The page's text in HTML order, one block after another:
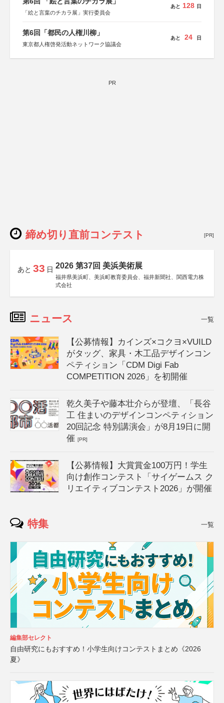
「絵と言葉のチカラ展」実行委員会
あと 128 日
第6回「都民の人権川柳」
東京都人権啓発活動ネットワーク協議会
あと 24 日
PR
締め切り直前コンテスト [PR]
あと 33 日 2026 第37回 美浜美術展
福井県美浜町、美浜町教育委員会、福井新聞社、関西電力株
式会社
ニュース 一覧
【公募情報】カインズ×コクヨ×VUILD
がタッグ、家具・木工品デザインコン
ペティション「CDM Digi Fab
COMPETITION 2026」を初開催
乾久美子や藤本壮介らが登壇、「長谷
工 住まいのデザインコンペティション
20回記念 特別講演会」が8月19日に開
催[PR]
【公募情報】大賞賞金100万円！学生
向け創作コンテスト「サイゲームス ク
リエイティブコンテスト2026」が開催
特集 一覧
編集部セレクト
自由研究にもおすすめ！小学生向けコンテストまとめ《2026
夏》